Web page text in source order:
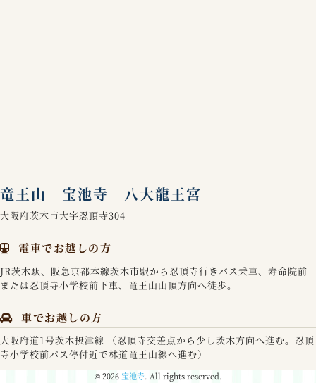
竜王山 宝池寺 八大龍王宮
大阪府茨木市大字忍頂寺304
電車でお越しの方
JR茨木駅、阪急京都本線茨木市駅から忍頂寺行きバス乗車、寿命院前
または忍頂寺小学校前下車、竜王山山頂方向へ徒歩。
車でお越しの方
大阪府道1号茨木摂津線 （忍頂寺交差点から少し茨木方向へ進む。忍頂
寺小学校前バス停付近で林道竜王山線へ進む）
© 2026宝池寺. All rights reserved.